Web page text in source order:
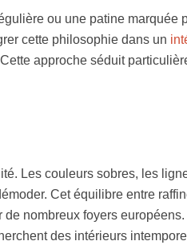
ou une patine marquée
cette philosophie dans un
approche séduit
Les couleurs sobres, les
Cet équilibre entre
nombreux foyers
des intérieurs